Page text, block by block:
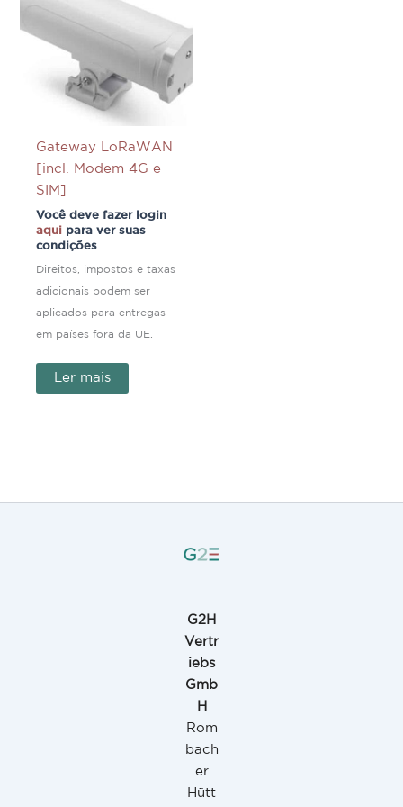
Gateway LoRaWAN
[incl. Modem 4G e
SIM]
Você deve fazer login
aqui para ver suas
condições
Direitos, impostos e taxas
adicionais podem ser
aplicados para entregas
em países fora da UE.
Ler mais
G2H
Vertr
iebs
Gmb
H
Rom
bach
er
Hütt